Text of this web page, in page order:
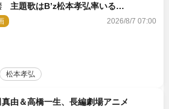
主題歌はB’z松本孝弘率いる
「DOOM」に決定
2026/8/7 07:00
松本孝弘
由＆高橋一生、長編劇場アニメ